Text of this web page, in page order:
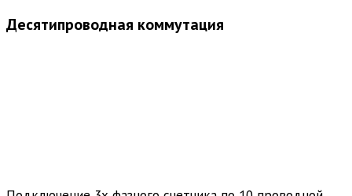
Десятипроводная коммутация